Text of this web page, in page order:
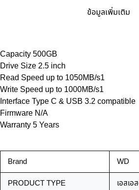
ข้อมูลเพิ่มเติม
Capacity 500GB
Drive Size 2.5 inch
Read Speed up to 1050MB/s1
Write Speed up to 1000MB/s1
Interface Type C & USB 3.2 compatible
Firmware N/A
Warranty 5 Years
Brand
WD
PRODUCT TYPE
เอสเอ